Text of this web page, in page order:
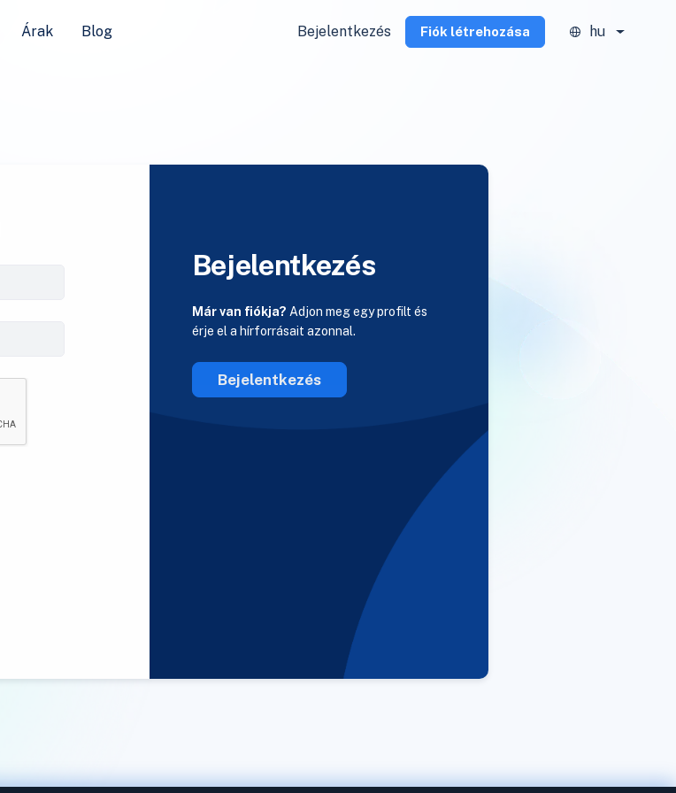
Árak Blog Bejelentkezés Fiók létrehozása hu
Bejelentkezés
Már van fiókja? Adjon meg egy profilt és
érje el a hírforrásait azonnal.
Bejelentkezés